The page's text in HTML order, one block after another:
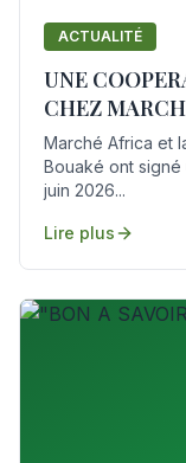
ACTUALITÉ
UNE
CHEZ
Marché Africa et
Bouaké ont
juin 2026...
Lire plus